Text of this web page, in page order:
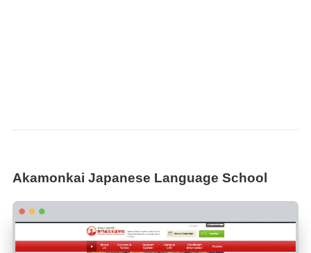
Akamonkai Japanese Language School